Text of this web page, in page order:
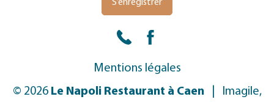
Appelez-nous
Mentions légales
© 2026 Le Napoli Restaurant à Caen Imagile,